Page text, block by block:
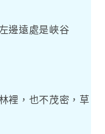
邊遠處是峽谷
裡，也不茂密，草